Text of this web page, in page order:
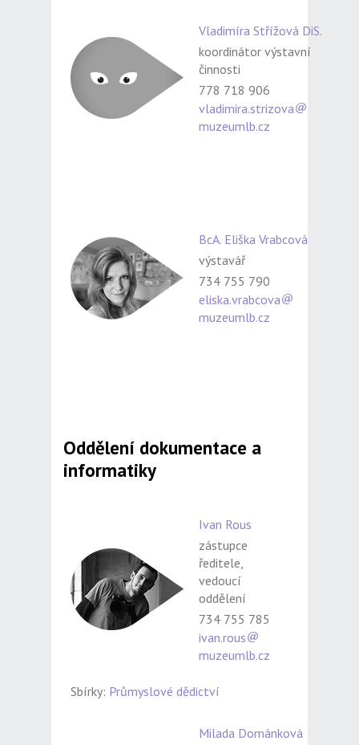
Vladimíra Střížová DiS.
koordinátor výstavní
činnosti
778 718 906
vladimira.strizova
muzeumlb.cz
BcA. Eliška Vrabcová
výstavář
734 755 790
eliska.vrabcova
muzeumlb.cz
Oddělení dokumentace a
informatiky
Ivan Rous
zástupce
ředitele,
vedoucí
oddělení
734 755 785
ivan.rous
muzeumlb.cz
Sbírky: Průmyslové dědictví
Milada Dománková